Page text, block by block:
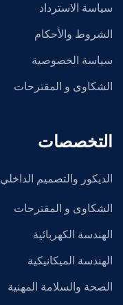
سياسة الاسترداد
الشروط والأحكام
سياسة الخصوصية
الشكاوى و المقترحات
التخصصات
الديكور والتصميم الداخلي
الشكاوى و المقترحات
الهندسة الكهربائية
الهندسة الميكانيكية
الصحة والسلامة المهنية